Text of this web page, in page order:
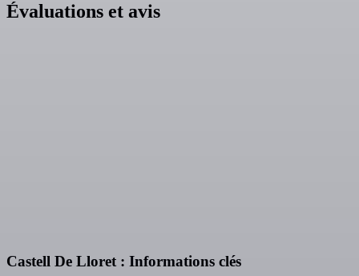
Évaluations et avis
Castell De Lloret : Informations clés